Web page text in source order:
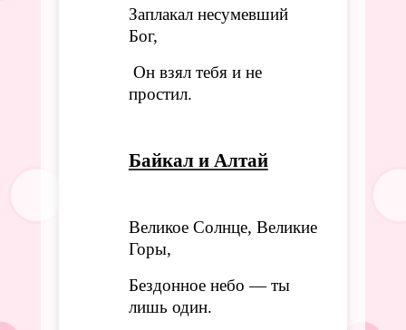
Заплакал несумевший
Бог,
Он взял тебя и не
простил.
Байкал и Алтай
Великое Солнце, Великие
Горы,
Бездонное небо — ты
лишь один.